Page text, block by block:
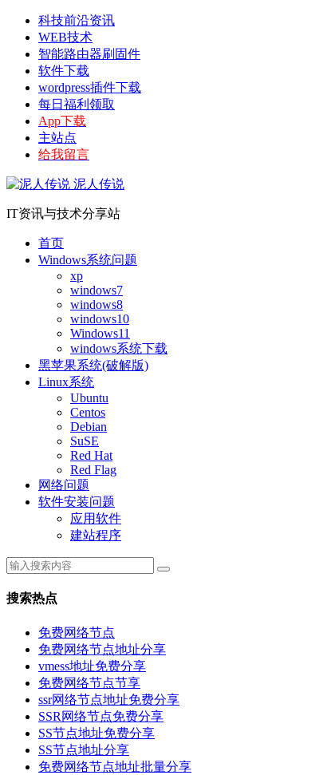
科技前沿资讯
WEB技术
智能路由器刷固件
软件下载
wordpress插件下载
每日福利领取
App下载
主站点
给我留言
泥人传说
IT资讯与技术分享站
首页
Windows系统问题
xp
windows7
windows8
windows10
Windows11
windows系统下载
黑苹果系统(破解版)
Linux系统
Ubuntu
Centos
Debian
SuSE
Red Hat
Red Flag
网络问题
软件安装问题
应用软件
建站程序
搜索热点
免费网络节点
免费网络节点地址分享
vmess地址免费分享
免费网络节点节享
ssr网络节点地址免费分享
SSR网络节点免费分享
SS节点地址免费分享
SS节点地址分享
免费网络节点地址批量分享